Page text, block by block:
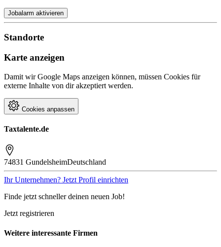
Jobalarm aktivieren
Standorte
Karte anzeigen
Damit wir Google Maps anzeigen können, müssen Cookies für
externe Inhalte von dir akzeptiert werden.
Cookies anpassen
Taxtalente.de
74831 GundelsheimDeutschland
Ihr Unternehmen? Jetzt Profil einrichten
Finde jetzt schneller deinen neuen Job!
Jetzt registrieren
Weitere interessante Firmen